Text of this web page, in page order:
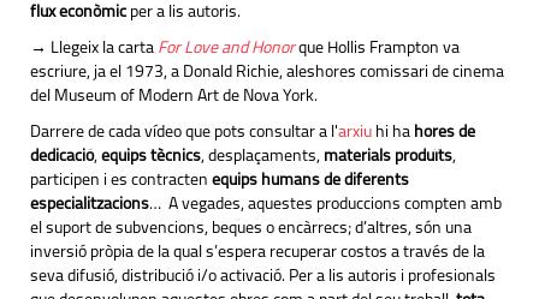
flux econòmic per a lis autoris.
→ Llegeix la carta For Love and Honorque Hollis Frampton va
escriure, ja el 1973, a Donald Richie, aleshores comissari de cinema
del Museum of Modern Art de Nova York.
Darrere de cada vídeo que pots consultar a l'arxiu hi ha hores de
dedicació, equips tècnics, desplaçaments, materials produïts,
participen i es contracten equips humans de diferents
especialitzacions… A vegades, aquestes produccions compten amb
el suport de subvencions, beques o encàrrecs; d’altres, són una
inversió pròpia de la qual s’espera recuperar costos a través de la
seva difusió, distribució i/o activació. Per a lis autoris i profesionals